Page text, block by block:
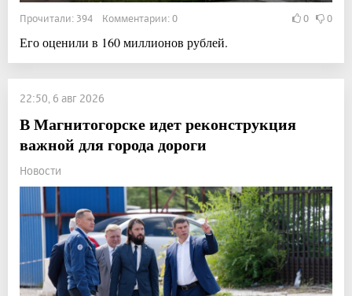
Прочитали: 394 Комментарии: 0 0 0
Его оценили в 160 миллионов рублей.
22:50, 6 авг 2026
В Магнитогорске идет реконструкция
важной для города дороги
Новости